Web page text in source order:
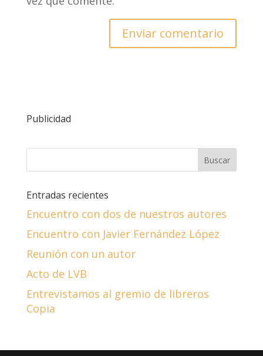
Publicidad
Entradas recientes
Encuentro con dos de nuestros autores
Encuentro con Javier Fernández López
Reunión con un autor
Acto de LVB
Entrevistamos al gremio de libreros
Copia